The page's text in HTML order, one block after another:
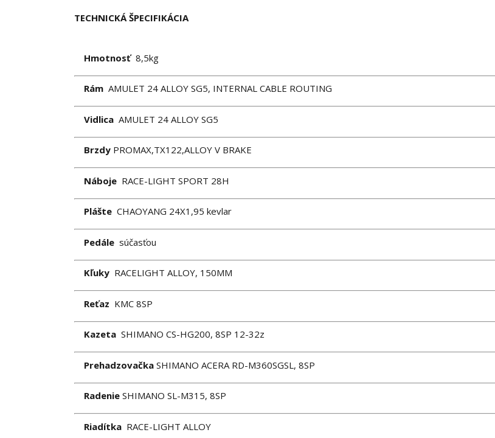
TECHNICKÁ ŠPECIFIKÁCIA
Hmotnosť8,5kg
Rám AMULET 24 ALLOY SG5, INTERNAL CABLE ROUTING
Vidlica AMULET 24 ALLOY SG5
Brzdy PROMAX,TX122,ALLOY V BRAKE
Náboje RACE-LIGHT SPORT 28H
Plášte CHAOYANG 24X1,95 kevlar
Pedále súčasťou
Kľuky RACELIGHT ALLOY, 150MM
Reťaz KMC 8SP
Kazeta SHIMANO CS-HG200, 8SP 12-32z
Prehadzovačka SHIMANO ACERA RD-M360SGSL, 8SP
Radenie SHIMANO SL-M315, 8SP
Riadítka RACE-LIGHT ALLOY